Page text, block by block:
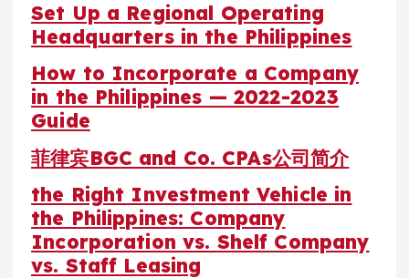
Set Up a Regional Operating
Headquarters in the Philippines
How to Incorporate a Company
in the Philippines — 2022-2023
Guide
菲律宾BGC and Co. CPAs公司简介
the Right Investment Vehicle in
the Philippines: Company
Incorporation vs. Shelf Company
vs. Staff Leasing